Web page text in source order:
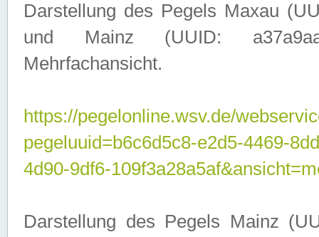
Darstellung des Pegels Maxau
und Mainz (UUID:
Mehrfachansicht.
https://pegelonline.wsv.de/
pegeluuid=b6c6d5c8-e2d5-4469-
4d90-9df6-
Darstellung des Pegels Mainz